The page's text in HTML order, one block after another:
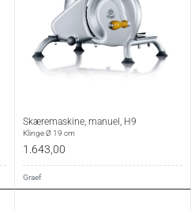
Skæremaskine, manuel, H9
Klinge Ø 19 cm
1.643,00
Graef